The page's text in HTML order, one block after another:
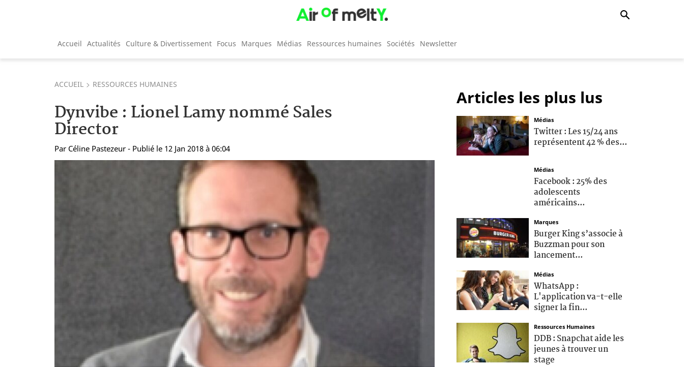
Accueil Actualités Culture & Divertissement Focus Marques Médias Ressources humaines Sociétés Newsletter
ACCUEIL RESSOURCES HUMAINES
Dynvibe : Lionel Lamy nommé Sales
Director
Par Céline Pastezeur - Publié le 12 Jan 2018 à 06:04
Articles les plus lus
Médias
Twitter : Les 15/24 ans
représentent 42 % des...
Médias
Facebook : 25% des
adolescents
américains...
Marques
Burger King s’associe à
Buzzman pour son
lancement...
Médias
WhatsApp :
L'application va-t-elle
signer la fin...
Ressources Humaines
DDB : Snapchat aide les
jeunes à trouver un
stage